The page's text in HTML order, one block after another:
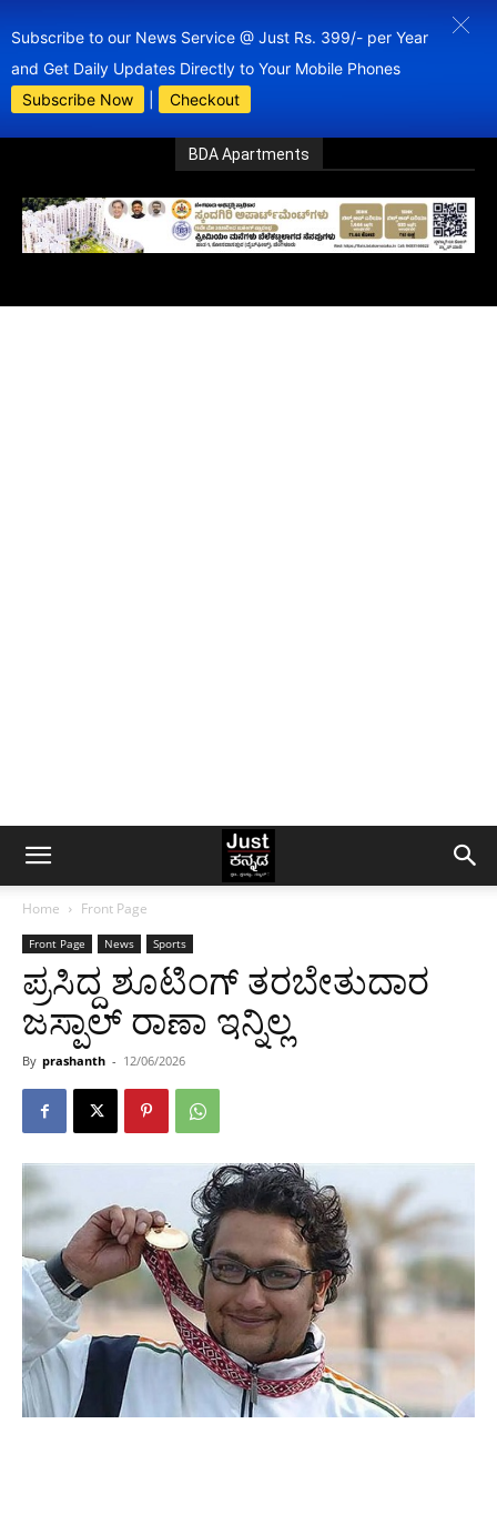
Subscribe to our News Service @ Just Rs. 399/- per Year
and Get Daily Updates Directly to Your Mobile Phones
Subscribe Now
Checkout
BDA Apartments
Home Front Page
Front Page News Sports
ಪ್ರಸಿದ್ದ ಶೂಟಿಂಗ್ ತರಬೇತುದಾರ
ಜಸ್ಪಾಲ್ ರಾಣಾ ಇನ್ನಿಲ್ಲ
By prashanth - 12/06/2026